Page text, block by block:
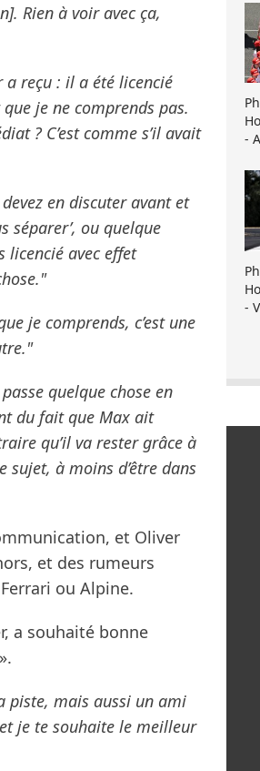
Rien à voir avec ça,
a reçu : il a été licencié
je ne comprends pas.
? C’est comme s’il avait
en discuter avant et
séparer’, ou quelque
licencié avec effet
je comprends, c’est une
passe quelque chose en
du fait que Max ait
qu’il va rester grâce à
sujet, à moins d’être dans
et Oliver
et des rumeurs
ou Alpine.
a souhaité bonne
piste, mais aussi un ami
je te souhaite le meilleur
-
-